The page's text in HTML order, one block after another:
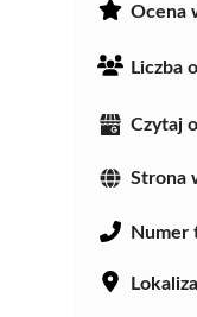
Ocena
Liczba
Czytaj
Strona
Numer